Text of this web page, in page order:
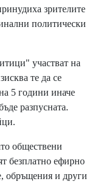
зрителите
политически
участват на
те да се
5 години иначе
разпусната.
обществени
безплатно ефирно
обръщения и други